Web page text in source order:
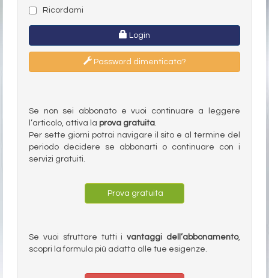
Ricordami
Login
Password dimenticata?
Se non sei abbonato e vuoi continuare a leggere
l’articolo, attiva la prova gratuita.
Per sette giorni potrai navigare il sito e al termine del
periodo decidere se abbonarti o continuare con i
servizi gratuiti.
Prova gratuita
Se vuoi sfruttare tutti ivantaggi dell’abbonamento,
scopri la formula più adatta alle tue esigenze.